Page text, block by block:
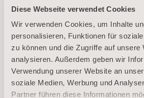
Diese Webseite verwendet Cookies
Wir verwenden Cookies, um Inhalte
personalisieren, Funktionen für
zu können und die Zugriffe auf unsere
analysieren. Außerdem geben wir
Verwendung unserer Website an
soziale Medien, Werbung und
Partner führen diese Informationen
första halvåret 2018.
rätten att sälja denna spårningslösning
viktiga marknader, men båda parter ser
framtida samarbeten.
– Vi betraktar det här som det första
med Sony Mobile och vi ser fram emot att
även inom andra digitaliseringsområden
oss. Detta skulle bidra till förbättrade